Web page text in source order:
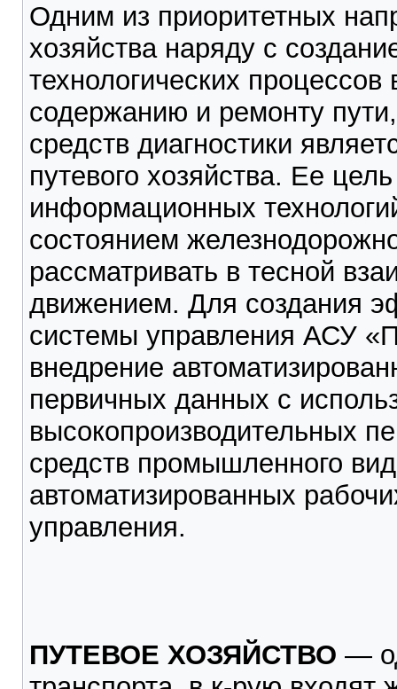
Одним из приоритетных
хозяйства наряду с
технологических
содержанию и ремонту
средств диагностики
путевого хозяйства. Ее
информационных
состоянием
рассматривать в тесной
движением. Для создания
системы управления АСУ
внедрение
первичных данных с
высокопроизводительных
средств промышленного
автоматизированных
управления.
ПУТЕВОЕ ХОЗЯЙСТВО —